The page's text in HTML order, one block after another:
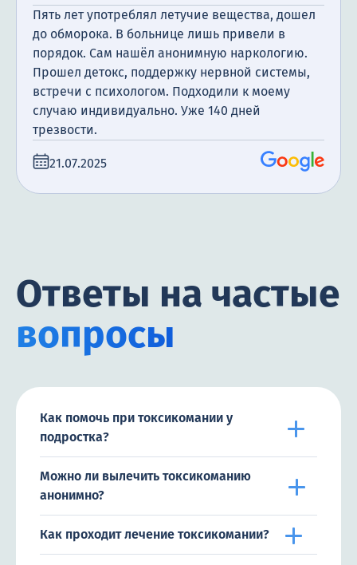
Пять лет употреблял летучие вещества, дошел
до обморока. В больнице лишь привели в
порядок. Сам нашёл анонимную наркологию.
Прошел детокс, поддержку нервной системы,
встречи с психологом. Подходили к моему
случаю индивидуально. Уже 140 дней
трезвости.
21.07.2025
Ответы на частые
вопросы
Как помочь при токсикомании у
подростка?
Можно ли вылечить токсикоманию
анонимно?
Как проходит лечение токсикомании?